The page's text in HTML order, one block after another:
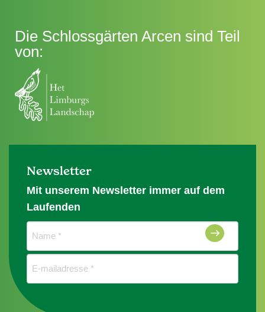
Die Schlossgärten Arcen sind Teil
von:
Newsletter
Mit unserem Newsletter immer auf dem
Laufenden